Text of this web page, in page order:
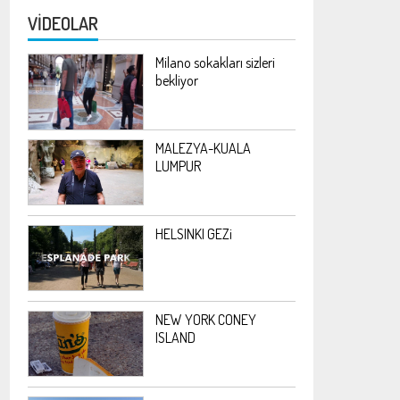
bekliyor.
VİDEOLAR
Milano sokakları sizleri
bekliyor
MALEZYA-KUALA
LUMPUR
HELSINKI GEZi
NEW YORK CONEY
ISLAND